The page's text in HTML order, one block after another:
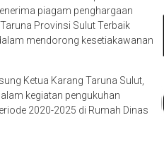
piagam penghargaan
Provinsi Sulut Terbaik
mendorong kesetiakawanan
Ketua Karang Taruna Sulut,
kegiatan pengukuhan
2020-2025 di Rumah Dinas